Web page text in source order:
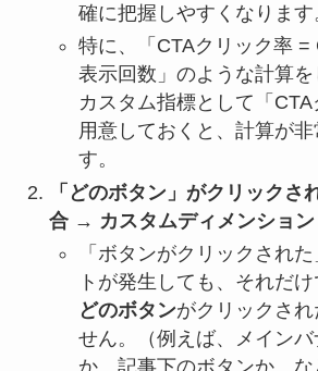
確に把握しやすくなります
特に、「CTAクリック率 =
表示回数」のような計算を
カスタム指標として「
用意しておくと、計算が非
す。
「どのボタン」がクリックさ
合 → カスタムディメンション
「ボタンがクリックされ
トが発生しても、それだ
どのボタンがクリックされ
せん。（例えば、メイン